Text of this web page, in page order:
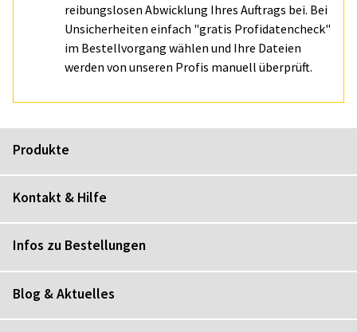
reibungslosen Abwicklung Ihres Auftrags bei. Bei
Unsicherheiten einfach "gratis Profidatencheck"
im Bestellvorgang wählen und Ihre Dateien
werden von unseren Profis manuell überprüft.
Produkte
Kontakt & Hilfe
Infos zu Bestellungen
Blog & Aktuelles